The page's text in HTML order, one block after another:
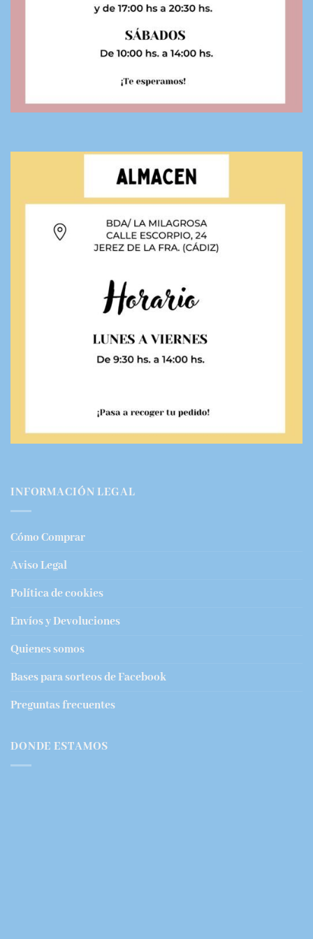
INFORMACIÓN LEGAL
Cómo Comprar
Aviso Legal
Política de cookies
Envíos y Devoluciones
Quienes somos
Bases para sorteos de Facebook
Preguntas frecuentes
DONDE ESTAMOS